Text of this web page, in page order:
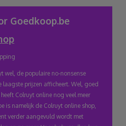
Goedkoop.be
wel, de populaire no-nonsense
laagste prijzen afficheert. Wel, goed
Colruyt online nog veel meer
is namelijk de Colruyt online shop,
verder aangevuld wordt met